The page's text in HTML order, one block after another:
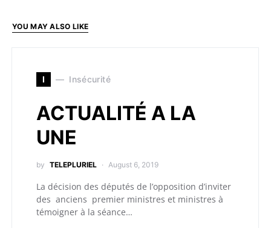
YOU MAY ALSO LIKE
I Insécurité
ACTUALITÉ A LA
UNE
by TELEPLURIEL August 6, 2019
La décision des députés de l’opposition d’inviter
des anciens premier ministres et ministres à
témoigner à la séance…